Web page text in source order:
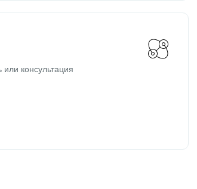
консультация